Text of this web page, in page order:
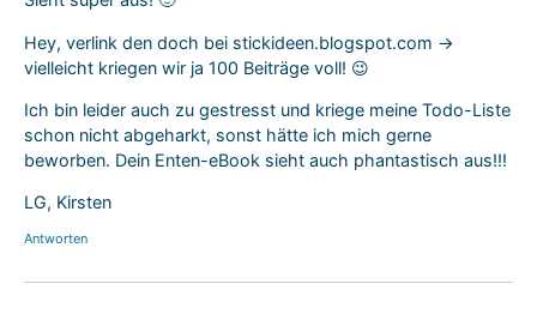
Hey, verlink den doch bei stickideen.blogspot.com ->
vielleicht kriegen wir ja 100 Beiträge voll! 😉
Ich bin leider auch zu gestresst und kriege meine Todo-Liste
schon nicht abgeharkt, sonst hätte ich mich gerne
beworben. Dein Enten-eBook sieht auch phantastisch aus!!!
LG, Kirsten
Antworten